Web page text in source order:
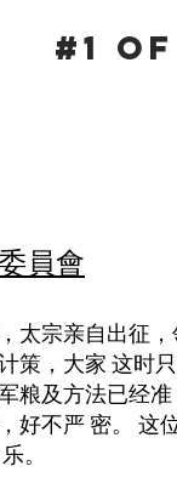
#1
員會
太宗亲自出征
策，大家 这时
粮及方法已经
好不严 密。 这
。